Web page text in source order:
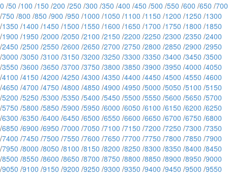
0 /50 /100 /150 /200 /250 /300 /350 /400 /450 /500 /550 /600 /650 /700
/750 /800 /850 /900 /950 /1000 /1050 /1100 /1150 /1200 /1250 /1300
/1350 /1400 /1450 /1500 /1550 /1600 /1650 /1700 /1750 /1800 /1850
/1900 /1950 /2000 /2050 /2100 /2150 /2200 /2250 /2300 /2350 /2400
/2450 /2500 /2550 /2600 /2650 /2700 /2750 /2800 /2850 /2900 /2950
/3000 /3050 /3100 /3150 /3200 /3250 /3300 /3350 /3400 /3450 /3500
/3550 /3600 /3650 /3700 /3750 /3800 /3850 /3900 /3950 /4000 /4050
/4100 /4150 /4200 /4250 /4300 /4350 /4400 /4450 /4500 /4550 /4600
/4650 /4700 /4750 /4800 /4850 /4900 /4950 /5000 /5050 /5100 /5150
/5200 /5250 /5300 /5350 /5400 /5450 /5500 /5550 /5600 /5650 /5700
/5750 /5800 /5850 /5900 /5950 /6000 /6050 /6100 /6150 /6200 /6250
/6300 /6350 /6400 /6450 /6500 /6550 /6600 /6650 /6700 /6750 /6800
/6850 /6900 /6950 /7000 /7050 /7100 /7150 /7200 /7250 /7300 /7350
/7400 /7450 /7500 /7550 /7600 /7650 /7700 /7750 /7800 /7850 /7900
/7950 /8000 /8050 /8100 /8150 /8200 /8250 /8300 /8350 /8400 /8450
/8500 /8550 /8600 /8650 /8700 /8750 /8800 /8850 /8900 /8950 /9000
/9050 /9100 /9150 /9200 /9250 /9300 /9350 /9400 /9450 /9500 /9550